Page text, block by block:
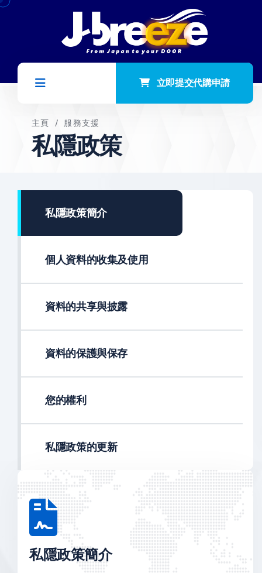
立即提交代購申請
主頁 / 服務支援
私隱政策
私隱政策簡介
個人資料的收集及使用
資料的共享與披露
資料的保護與保存
您的權利
私隱政策的更新
私隱政策簡介